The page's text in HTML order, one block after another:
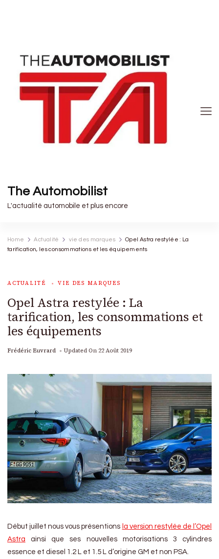
The Automobilist
L'actualité automobile et plus encore
Home Actualité vie des marques
Opel Astra restylée : La
tarification, les consommations et les équipements
ACTUALITÉ VIE DES MARQUES
Opel Astra restylée : La
tarification, les consommations et
les équipements
Frédéric Euvrard Updated On 22 Août 2019
Début juillet nous vous présentions la version restylée de l’Opel
Astra ainsi que ses nouvelles motorisations 3 cylindres
essence et diesel 1.2 L et 1.5 L d’origine GM et non PSA.